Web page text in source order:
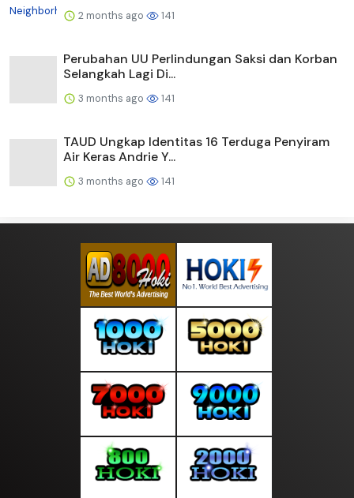
2 months ago 141
Perubahan UU Perlindungan Saksi dan Korban
Selangkah Lagi Di...
3 months ago 141
TAUD Ungkap Identitas 16 Terduga Penyiram
Air Keras Andrie Y...
3 months ago 141